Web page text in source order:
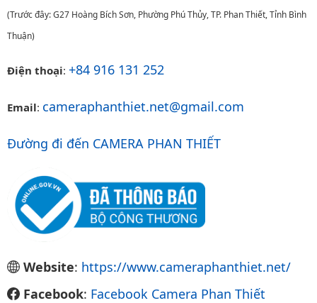
(Trước đây: G27 Hoàng Bích Sơn, Phường Phú Thủy, TP. Phan Thiết, Tỉnh Bình
Thuận)
Điện thoại: +84 916 131 252
Email: cameraphanthiet.net@gmail.com
Đường đi đến CAMERA PHAN THIẾT
Website: https://www.cameraphanthiet.net/
Facebook: Facebook Camera Phan Thiết